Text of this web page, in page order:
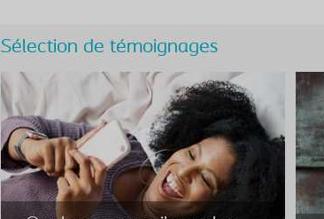
Sélection de témoignages